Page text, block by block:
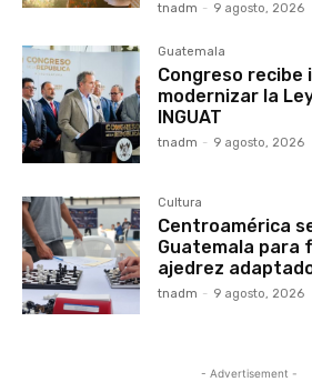
tnadm - 9 agosto, 2026
Guatemala
Congreso recibe
modernizar la
INGUAT
tnadm - 9 agosto, 2026
Cultura
Centroamérica
Guatemala para
ajedrez
tnadm - 9 agosto, 2026
- Advertisement -